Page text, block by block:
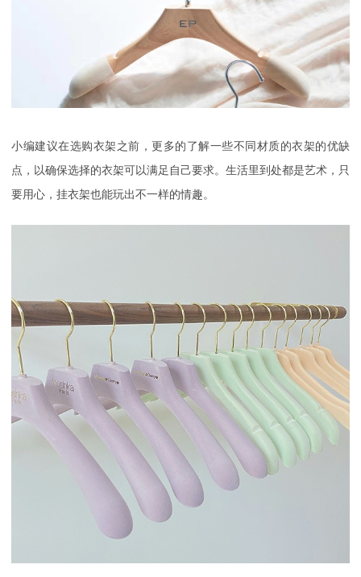
小编建议在选购衣架之前，更多的了解一些不同材质的衣架的优缺
点，以确保选择的衣架可以满足自己要求。 生活里到处都是艺术，只
要用心，挂衣架也能玩出不一样的情趣。